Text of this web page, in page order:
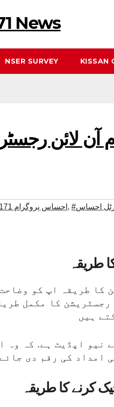
News
NSER SURVEY KISSAN
#احساس پروگرام 8171 2023 , احساس
طریقہ
کا طریقہ اپ کو
کا مکمل
ہیں
نیو اپڈیٹ ہے. کہ
امداد کی رقم دی